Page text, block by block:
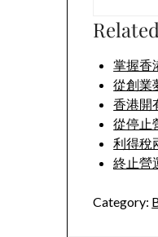
掌握香
從創業
香港開
從停止
利得稅
終止營
Category: